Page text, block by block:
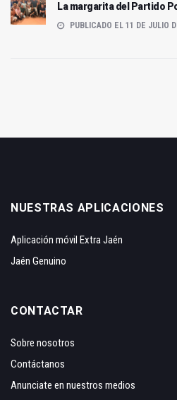
La margarita del Partido
PUBLICADO EL 11 DE JULIO
NUESTRAS APLICACIONES
Aplicación móvil Extra Jaén
Jaén Genuino
CONTACTAR
Sobre nosotros
Contáctanos
Anunciate en nuestros medios